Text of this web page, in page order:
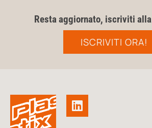
Resta aggiornato, iscriviti
ISCRIVITI ORA!